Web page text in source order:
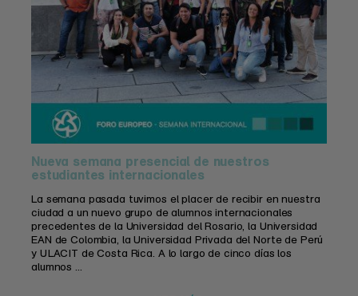
Nueva semana presencial de nuestros
estudiantes internacionales
La semana pasada tuvimos el placer de recibir en nuestra
ciudad a un nuevo grupo de alumnos internacionales
precedentes de la Universidad del Rosario, la Universidad
EAN de Colombia, la Universidad Privada del Norte de Perú
y ULACIT de Costa Rica. A lo largo de cinco días los
alumnos ...